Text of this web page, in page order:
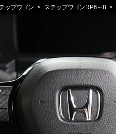
ップワゴン > ステップワゴンRP6～8 >